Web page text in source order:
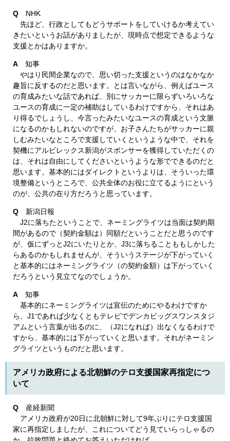
Q NHK
先ほど、行政としてもどうサポートをしていけるか考えてい
きたいというお話がありましたが、現時点で想定できるような
支援とかはありますか。
A 知事
やはり民間企業なので、思い切った支援というのはなかなか
趣旨に反するのだと思います。とは言いながら、例えばユース
の育成みたいな話であれば、別にサッカーに限らずいろいろな
ユースの育成に一定の補助はしているわけですから、それはあ
り得るでしょうし、今言ったみたいなユースの育成という文脈
になるのかもしれないのですが、お子さんたちがサッカーに親
しむみたいなところで支援していくというような中で、それを
契機にアルビレックス新潟がスポンサーを獲得していただくの
は、それは自由にしてくださいというような形でできるのだと
思います。基本的にはダイレクトというよりは、そういった環
境整備というところで、公共全体のお役に立てるようにという
のが、公共の在り方だろうと思っています。
Q 新潟日報
J2に落ちたということで、ネーミングライツは当面は契約期
間があるので（契約金額は）同額だということだと思うのです
が、仮にずっとJ2にいたりとか、J3に落ちることももしかした
らあるのかもしれませんが、そういうステージが下がっていく
と基本的にはネーミングライツ（の契約金額）は下がっていく
だろうという見立てなのでしょうか。
A 知事
基本的にネーミングライツは宣伝のためにやるわけですか
ら、J1であれば少なくともテレビでデンカビッグスワンスタジ
アムという言葉が出るのに、（J2になれば）出なくなるわけで
すから、基本的には下がっていくと思います。それがネーミン
グライツというものだと思います。
アメリカ政府による北朝鮮のテロ支援国家再指定につ
いて
Q 産経新聞
アメリカ政府が20日に北朝鮮に対して9年ぶりにテロ支援国
家に再指定しましたが、これについてどう見ていらっしゃるの